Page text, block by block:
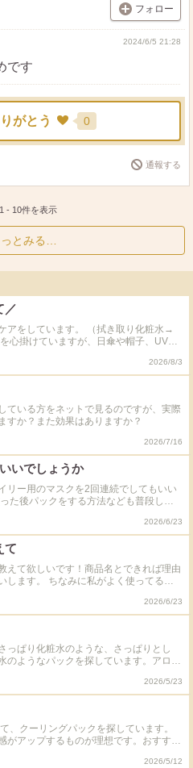
フォロー
2024/6/5 21:28
です
がとう 0
通報する
1 - 10件を表示
とみる…
／
アをしています。 （拭き取り化粧水→
場面があり、その時は焼けてしまいま
れているスキンケア（パックや美容液
よろしくお願いします！ #32歳女
2026/8/3
ている方をネットで見るのですが、実際
すか？また効果はありますか？
2026/7/16
いでしょうか
リー用のマスクを2回連続でしてもいい
た後パックをする方法なども普段して
とにかくパックが好きすぎます…
2026/6/23
て
えて欲しいです！商品名とできれば理由
く使ってるシ
バーマスク →しっとりするのにベタつ
2026/6/23
っぱり化粧水のような、さっぱりとし
のようなパックを探しています。アロヴ
みましたが、少しだけ後からベタつく
ラッとした感覚のものを求めておりま
ったでしょうか...? なお、大容量
性能についてはこだわりはありませ
ん！（パックの固さ、成分など何でも◎） ぜひご回答をお願いいたします！
2026/5/23
、クーリングパックを探しています。
がアップするものが理想です。おすすめ
2026/5/12